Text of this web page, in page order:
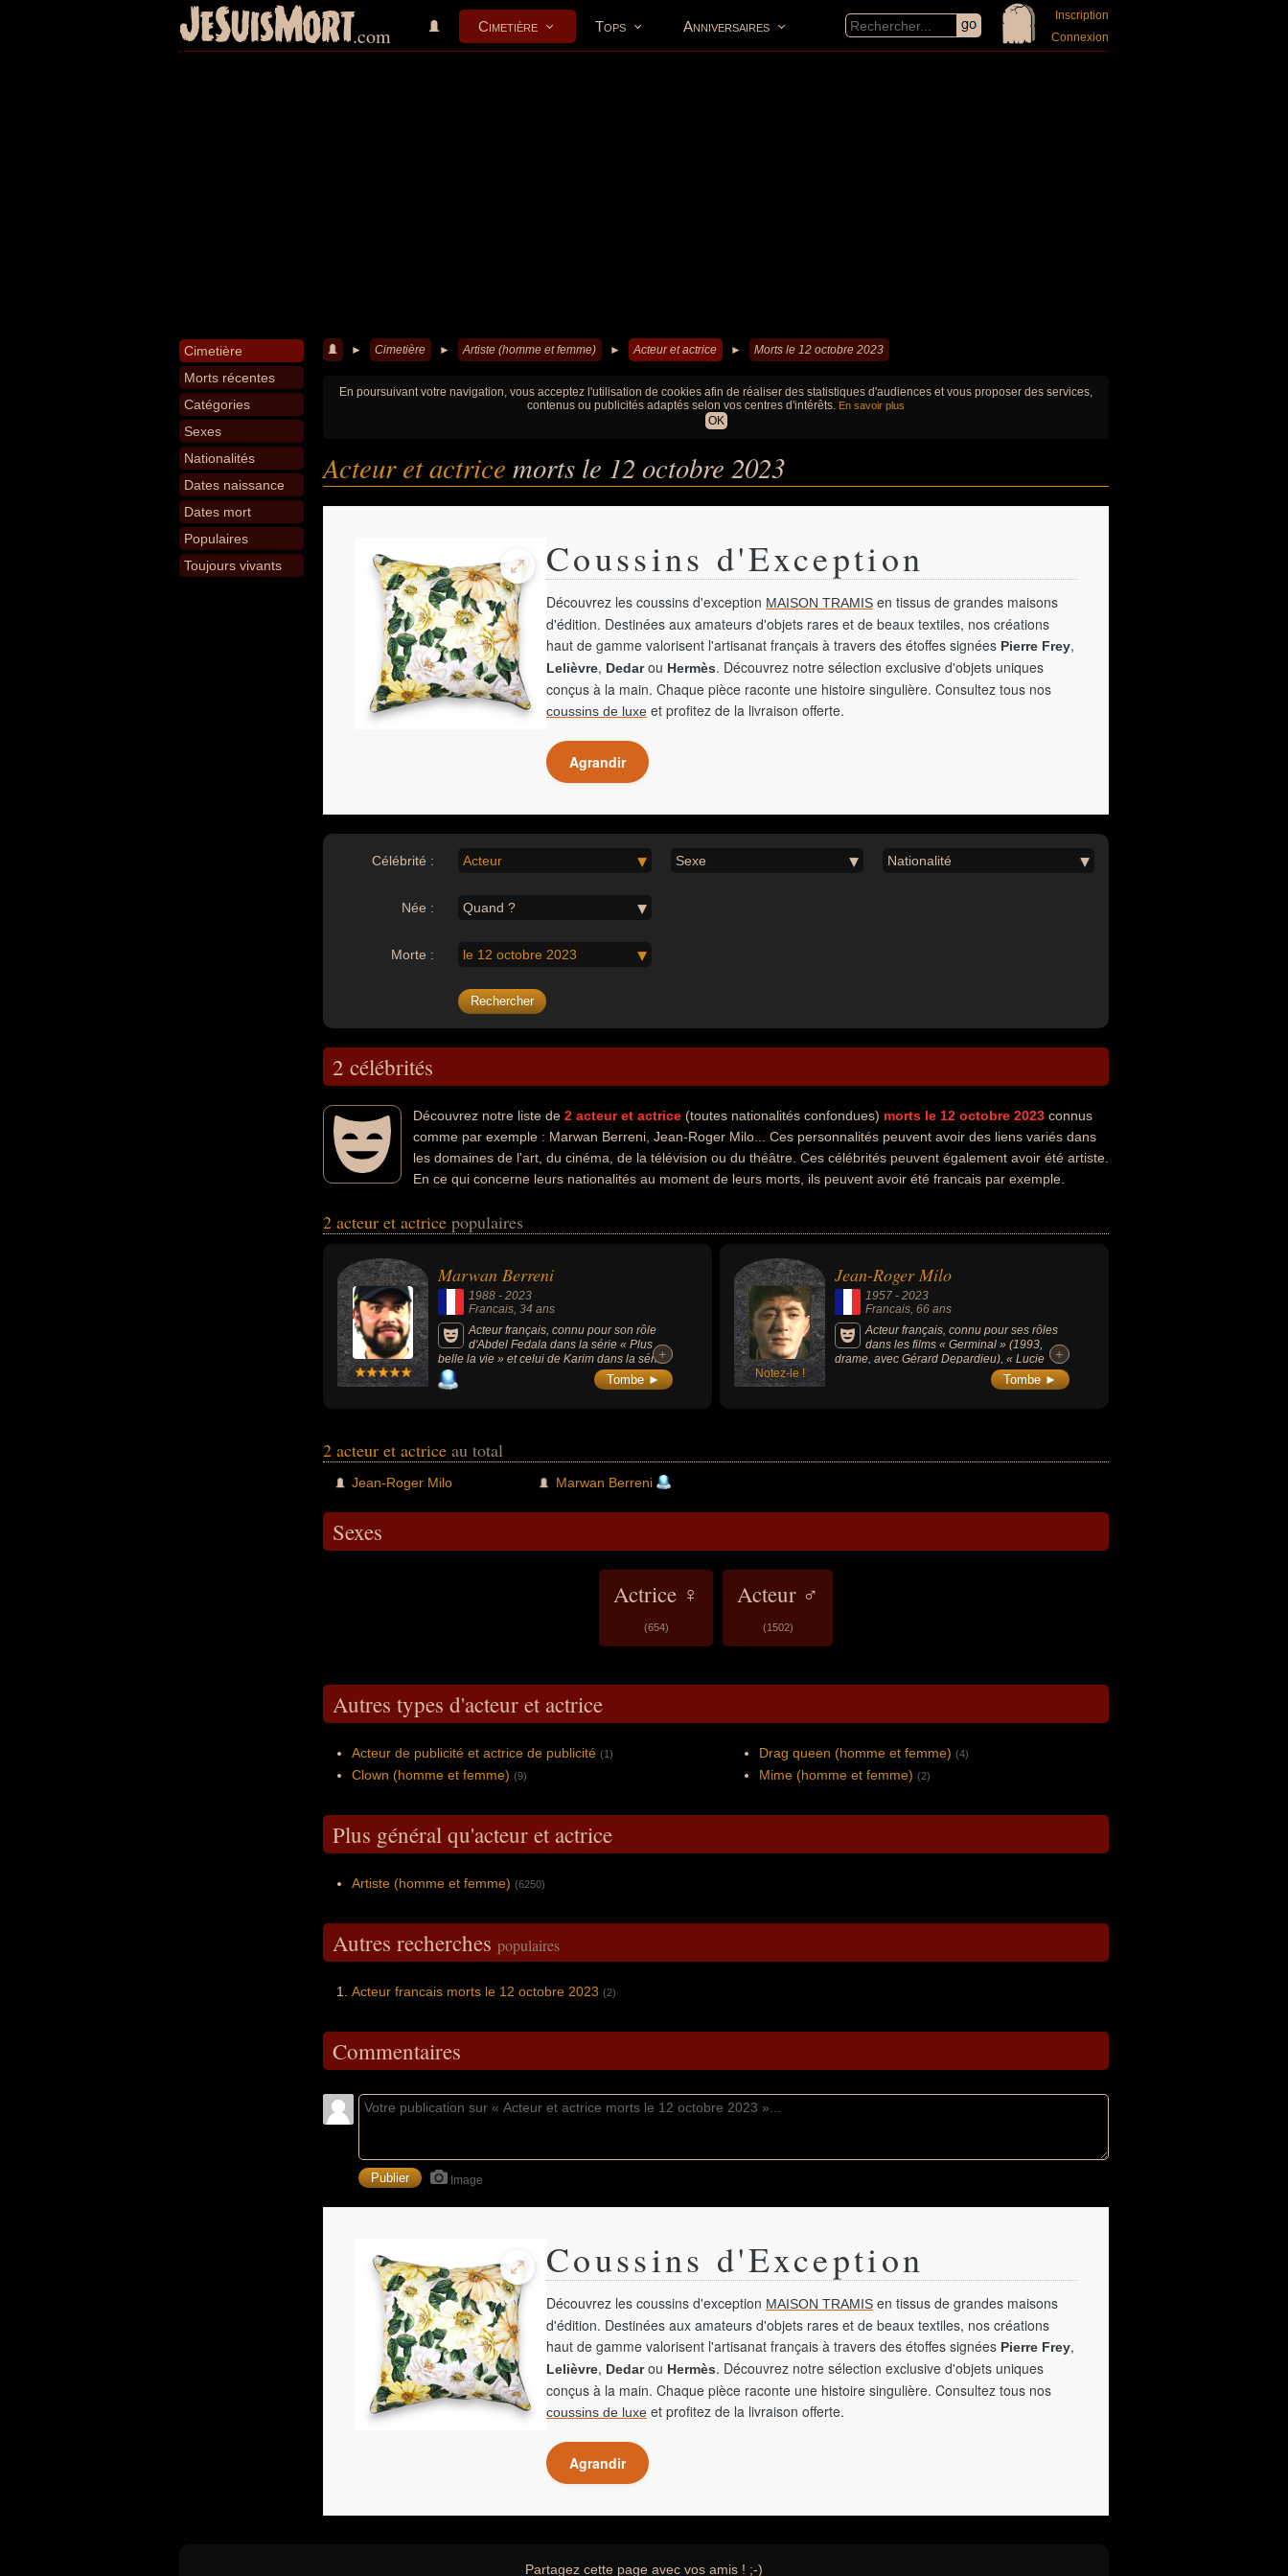
JeSuisMort.com Cimetière Tops Anniversaires
Inscription
Connexion
Cimetière
Morts récentes
Catégories
Sexes
Nationalités
Dates naissance
Dates mort
Populaires
Toujours vivants
► Cimetière ► Artiste (homme et femme) ► Acteur et actrice ► Morts le 12 octobre 2023
En poursuivant votre navigation, vous acceptez l'utilisation de cookies afin de réaliser des statistiques d'audiences et vous proposer des services,
contenus ou publicités adaptés selon vos centres d'intérêts. En savoir plus
OK
Acteur et actrice morts le 12 octobre 2023
Coussins d'Exception
Découvrez les coussins d'exception MAISON TRAMIS en tissus de grandes maisons
d'édition. Destinées aux amateurs d'objets rares et de beaux textiles, nos créations
haut de gamme valorisent l'artisanat français à travers des étoffes signées Pierre Frey,
Lelièvre, Dedarou Hermès. Découvrez notre sélection exclusive d'objets uniques
conçus à la main. Chaque pièce raconte une histoire singulière. Consultez tous nos
coussins de luxe et profitez de la livraison offerte.
Agrandir
Célébrité : Acteur Sexe Nationalité
Née : Quand ?
Morte : le 12 octobre 2023
2 célébrités
Découvrez notre liste de 2 acteur et actrice (toutes nationalités confondues) morts le 12 octobre 2023 connus
comme par exemple : Marwan Berreni, Jean-Roger Milo... Ces personnalités peuvent avoir des liens variés dans
les domaines de l'art, du cinéma, de la télévision ou du théâtre. Ces célébrités peuvent également avoir été artiste.
En ce qui concerne leurs nationalités au moment de leurs morts, ils peuvent avoir été francais par exemple.
2 acteur et actrice populaires
Marwan Berreni
1988 - 2023
Francais, 34 ans
Acteur français, connu pour son rôle
d'Abdel Fedala dans la série « Plus
belle la vie » et celui de Karim dans la série
« Tranches de vie » sur Disney Channel.
+
+
Tombe ► Notez-le !
Jean-Roger Milo
1957 -2023
Francais, 66 ans
Acteur français, connu pour ses rôles
dans les films « Germinal » (1993,
drame, avec Gérard Depardieu), « Lucie
Aubrac » (1997, drame, avec Daniel Auteuil)
ou « L'As des as » (1982, comédie, avec
+
+
Tombe ►
2 acteur et actrice au total
Jean-Roger Milo Marwan Berreni
Sexes
Actrice ♀
(654)
Acteur ♂
(1502)
Autres types d'acteur et actrice
Acteur de publicité et actrice de publicité (1)
Clown (homme et femme) (9)
Drag queen (homme et femme) (4)
Mime (homme et femme) (2)
Plus général qu'acteur et actrice
Artiste (homme et femme) (6250)
Autres recherches populaires
Acteur francais morts le 12 octobre 2023 (2)
Commentaires
Image
Coussins d'Exception
Découvrez les coussins d'exception MAISON TRAMIS en tissus de grandes maisons
d'édition. Destinées aux amateurs d'objets rares et de beaux textiles, nos créations
haut de gamme valorisent l'artisanat français à travers des étoffes signées Pierre Frey,
Lelièvre, Dedarou Hermès. Découvrez notre sélection exclusive d'objets uniques
conçus à la main. Chaque pièce raconte une histoire singulière. Consultez tous nos
coussins de luxe et profitez de la livraison offerte.
Agrandir
Partagez cette page avec vos amis ! ;-)